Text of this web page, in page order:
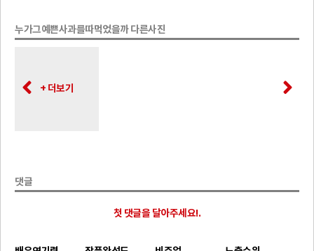
누가그예쁜사과를따먹었을까 다른사진
+ 더보기
댓글
첫 댓글을 달아주세요!.